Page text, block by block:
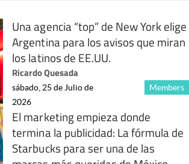
Una agencia “top” de New York elige
Argentina para los avisos que miran
los latinos de EE.UU.
Ricardo Quesada
Members
sábado, 25 de Julio de
2026
El marketing empieza donde
termina la publicidad: La fórmula de
Starbucks para ser una de las